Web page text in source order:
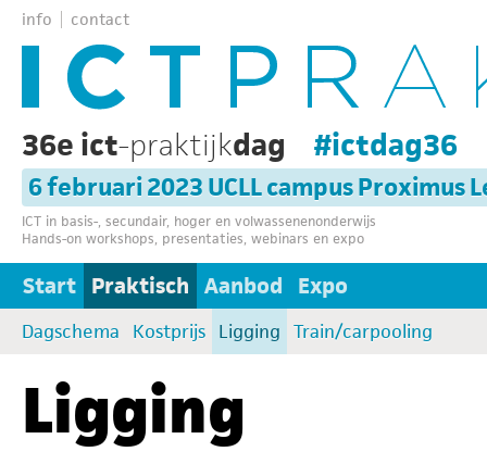
info contact
36e ict-praktijkdag #ictdag36
6 februari 2023 UCLL campus Proximus
ICT in basis-, secundair, hoger en volwassenenonderwijs
Hands-on workshops, presentaties, webinars en expo
Start Praktisch Aanbod Expo
Dagschema Kostprijs Ligging Train/carpooling
Ligging